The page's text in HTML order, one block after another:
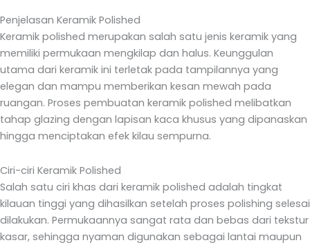
Penjelasan Keramik Polished
Keramik polished merupakan salah satu jenis keramik yang
memiliki permukaan mengkilap dan halus. Keunggulan
utama dari keramik ini terletak pada tampilannya yang
elegan dan mampu memberikan kesan mewah pada
ruangan. Proses pembuatan keramik polished melibatkan
tahap glazing dengan lapisan kaca khusus yang dipanaskan
hingga menciptakan efek kilau sempurna.
Ciri-ciri Keramik Polished
Salah satu ciri khas dari keramik polished adalah tingkat
kilauan tinggi yang dihasilkan setelah proses polishing selesai
dilakukan. Permukaannya sangat rata dan bebas dari tekstur
kasar, sehingga nyaman digunakan sebagai lantai maupun